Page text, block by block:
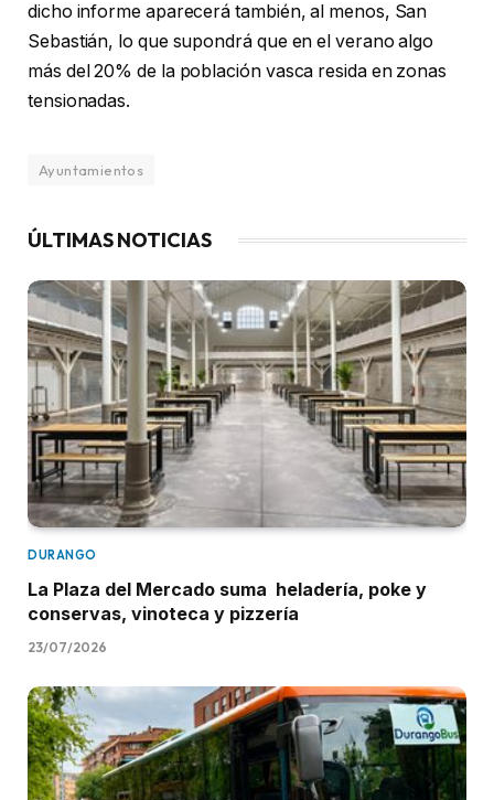
dicho informe aparecerá también, al menos, San
Sebastián, lo que supondrá que en el verano algo
más del 20% de la población vasca resida en zonas
tensionadas.
Ayuntamientos
ÚLTIMAS NOTICIAS
DURANGO
La Plaza del Mercado suma heladería, poke y
conservas, vinoteca y pizzería
23/07/2026